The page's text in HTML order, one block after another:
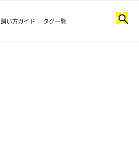
飼い方ガイド タグ一覧